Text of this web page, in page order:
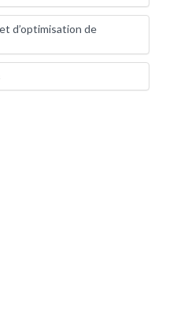
d’optimisation de